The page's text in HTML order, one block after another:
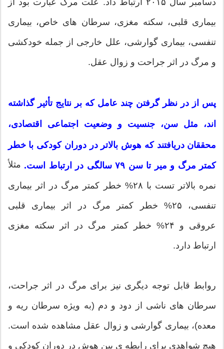
بیماری قلبی، سکته مغزی، سرطان های خاص، بیماری
تنفسی، بیماری گوارشی، علل خارجی از جمله خودکشی
و مرگ در اثر جراحت و زوال عقل.
پس از در نظر گرفتن چند عامل که بر نتایج تأثیر گذاشته
اند، مثل سن، جنسیت و وضعیت اجتماعی اقتصادی،
محققان دریافتند که هوش بالاتر در دوران کودکی با خطر
کمتر مرگ و میر تا سن ۷۹ سالگی در ارتباط است. مثلأ
نمره بالاتر تست با ۲۸% خطر کمتر مرگ در اثر بیماری
تنفسی، ۲۵% خطر کمتر مرگ در اثر بیماری قلبی
عروقی و ۲۴% خطر کمتر مرگ در اثر سکته مغزی
ارتباط دارد.
روابط قابل توجه دیگری نیز برای مرگ در اثر جراحت،
سرطان های ناشی از دود و دم (به ویژه سرطان ریه و
معده)، بیماری گوارشی و زوال عقل مشاهده شده است.
هیچ شواهدی برای رابطه ی بین هوش در دوران کودکی و